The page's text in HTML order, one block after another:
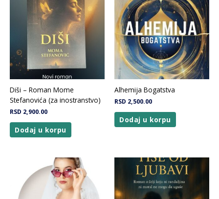
Diši – Roman Mome
Stefanovića (za inostranstvo)
RSD 2,900.00
Dodaj u korpu
Alhemija Bogatstva
RSD 2,500.00
Dodaj u korpu